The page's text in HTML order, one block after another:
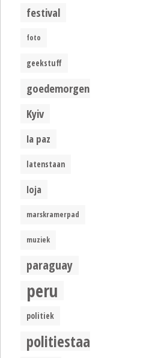
festival
foto
geekstuff
goedemorgen
Kyiv
la paz
latenstaan
loja
marskramerpad
muziek
paraguay
peru
politiek
politiestaat